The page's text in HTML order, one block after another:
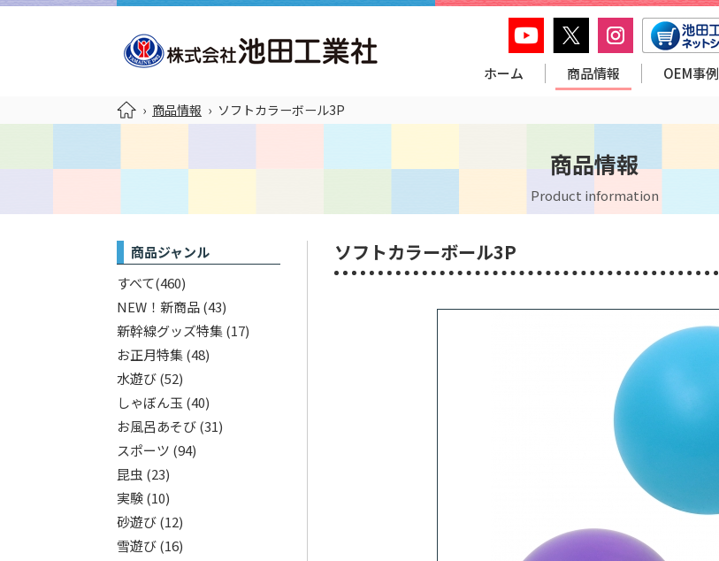
ホーム
商品情報 OEM事例
› 商品情報 › ソフトカラーボール3P
商品情報
Product information
商品ジャンル
すべて(460)
NEW！新商品(43)
新幹線グッズ特集(17)
お正月特集(48)
水遊び(52)
しゃぼん玉 (40)
お風呂あそび(31)
スポーツ (94)
昆虫 (23)
実験(10)
砂遊び(12)
雪遊び(16)
ソフトカラーボール3P